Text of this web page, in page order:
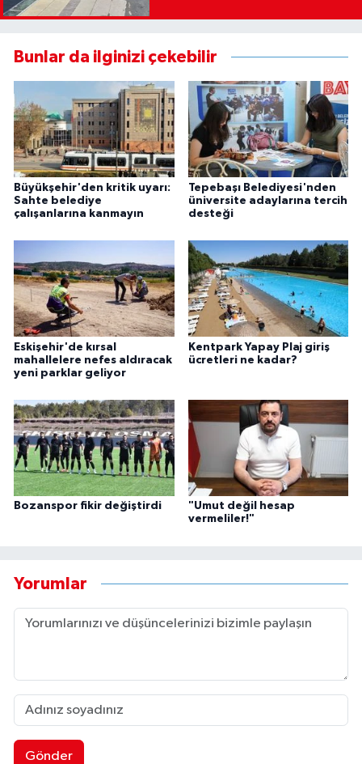
Bunlar da ilginizi çekebilir
Büyükşehir'den kritik uyarı:
Sahte belediye
çalışanlarına kanmayın
Tepebaşı Belediyesi'nden
üniversite adaylarına tercih
desteği
Eskişehir'de kırsal
mahallelere nefes aldıracak
yeni parklar geliyor
Kentpark Yapay Plaj giriş
ücretleri ne kadar?
Bozanspor fikir değiştirdi
"Umut değil hesap
vermeliler!"
Yorumlar
Gönder